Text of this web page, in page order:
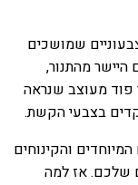
שמושכים
היישר מהתנור,
פוד מעוצב שנראה
בצבעי הקשת.
והקינוחים
שלכם. אז למה